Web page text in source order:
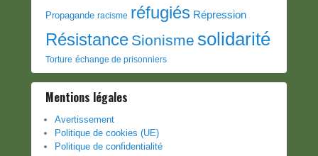
Propagande racisme réfugiés Répression
Résistance Sionisme solidarité
Torture échange de prisonniers
Mentions légales
Avertissement
Politique de cookies (UE)
Politique de confidentialité